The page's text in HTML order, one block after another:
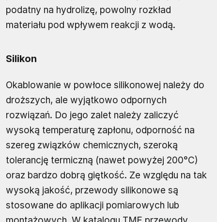
podatny na hydrolizę, powolny rozkład
materiału pod wpływem reakcji z wodą.
Silikon
Okablowanie w powłoce silikonowej należy do
droższych, ale wyjątkowo odpornych
rozwiązań. Do jego zalet należy zaliczyć
wysoką temperaturę zapłonu, odporność na
szereg związków chemicznych, szeroką
tolerancję termiczną (nawet powyżej 200°C)
oraz bardzo dobrą giętkość. Ze względu na tak
wysoką jakość, przewody silikonowe są
stosowane do aplikacji pomiarowych lub